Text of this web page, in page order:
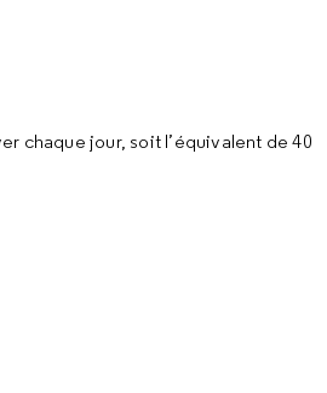
chaque jour, soit l’équivalent de 40